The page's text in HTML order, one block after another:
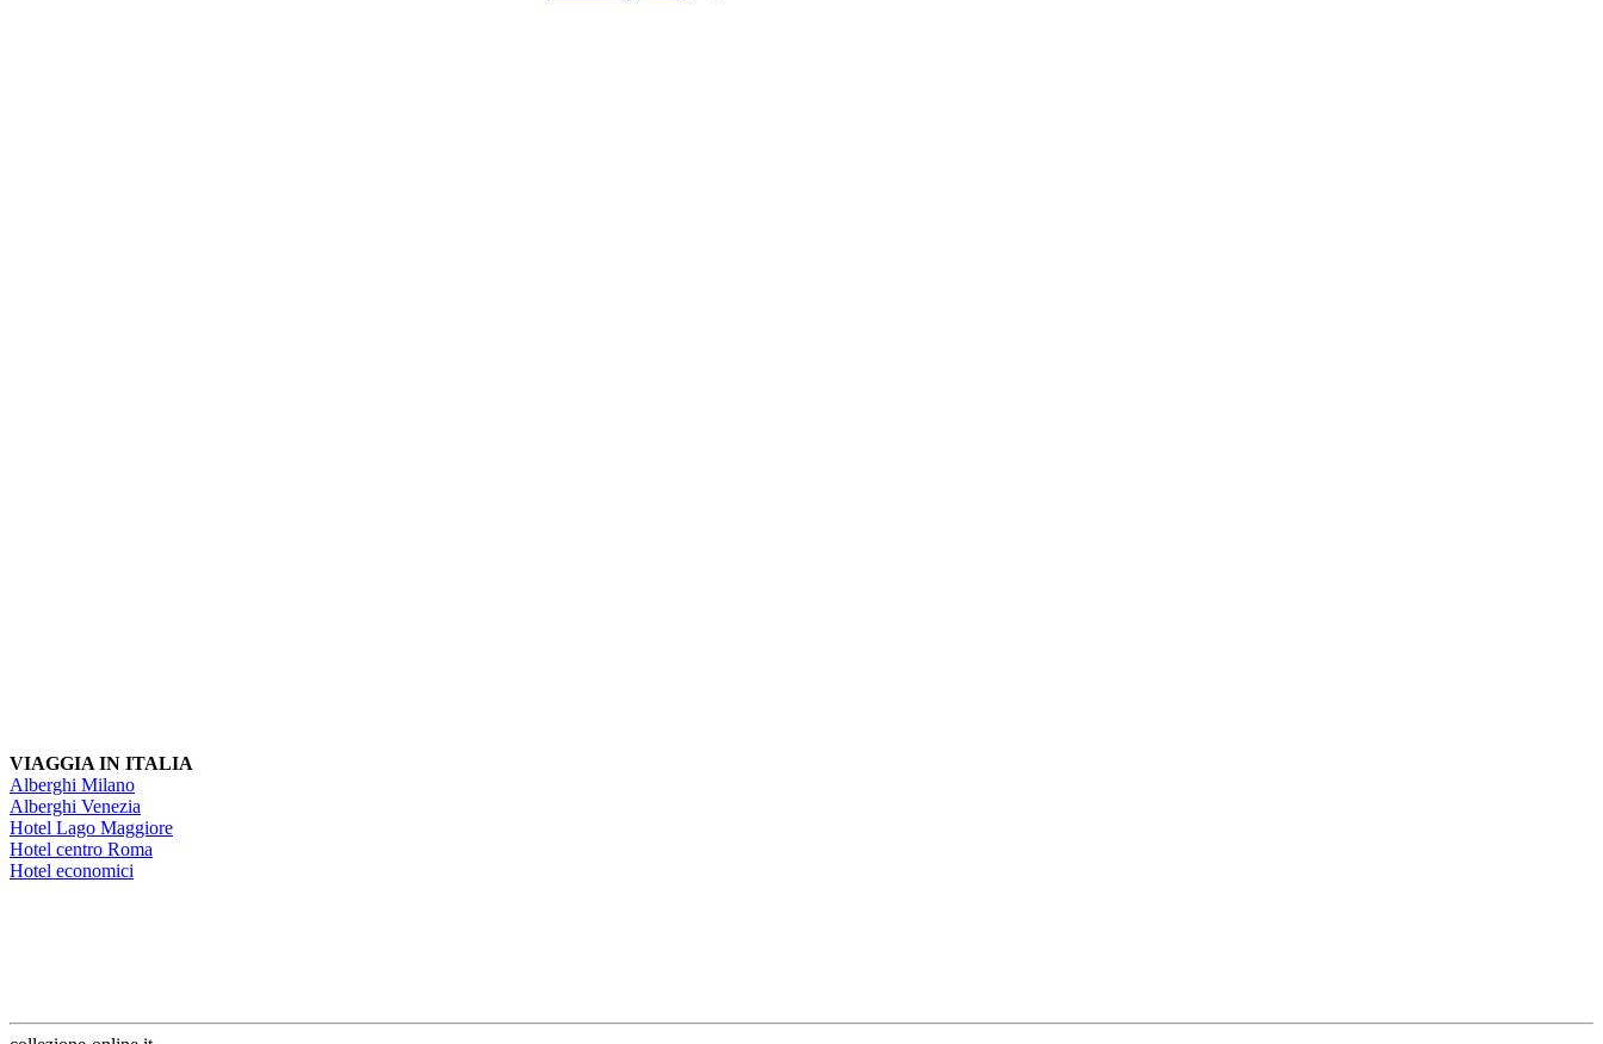
VIAGGIA IN ITALIA
Alberghi Milano
Alberghi Venezia
Hotel Lago Maggiore
Hotel centro Roma
Hotel economici